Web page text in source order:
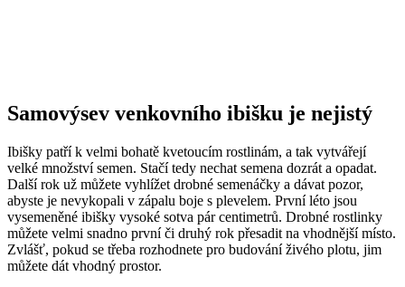
Samovýsev venkovního ibišku je nejistý
Ibišky patří k velmi bohatě kvetoucím rostlinám, a tak vytvářejí
velké množství semen. Stačí tedy nechat semena dozrát a opadat.
Další rok už můžete vyhlížet drobné semenáčky a dávat pozor,
abyste je nevykopali v zápalu boje s plevelem. První léto jsou
vysemeněné ibišky vysoké sotva pár centimetrů. Drobné rostlinky
můžete velmi snadno první či druhý rok přesadit na vhodnější místo.
Zvlášť, pokud se třeba rozhodnete pro budování živého plotu, jim
můžete dát vhodný prostor.